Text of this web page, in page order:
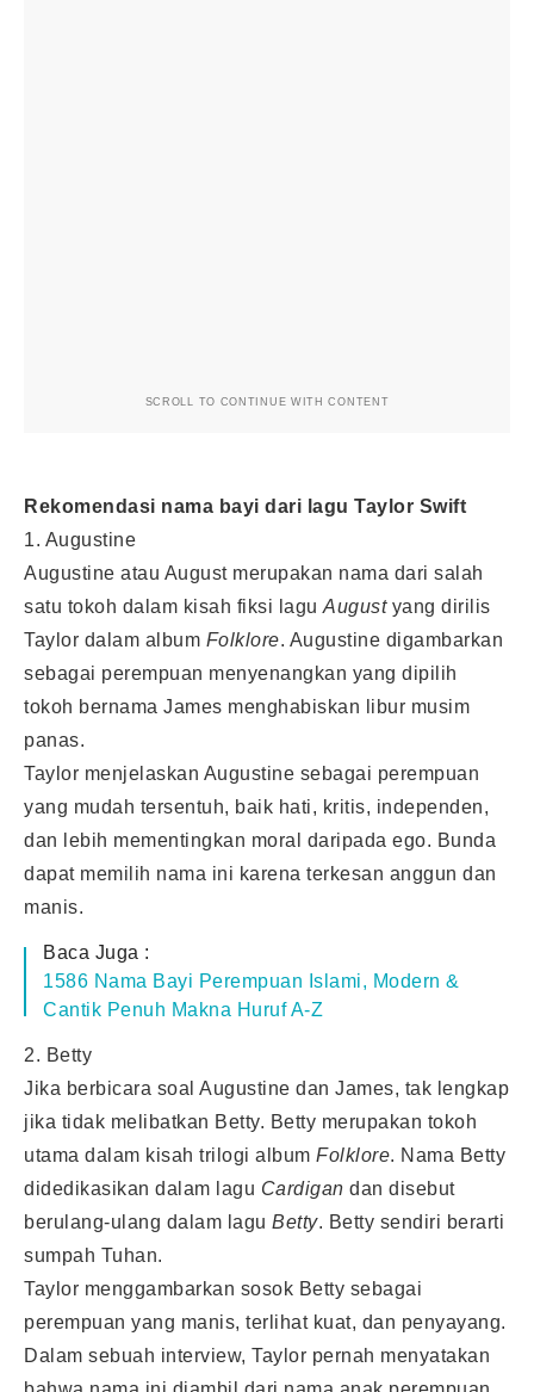
SCROLL TO CONTINUE WITH CONTENT
Rekomendasi nama bayi dari lagu Taylor Swift
1. Augustine
Augustine atau August merupakan nama dari salah
satu tokoh dalam kisah fiksi lagu Augustyang dirilis
Taylor dalam album Folklore. Augustine digambarkan
sebagai perempuan menyenangkan yang dipilih
tokoh bernama James menghabiskan libur musim
panas.
Taylor menjelaskan Augustine sebagai perempuan
yang mudah tersentuh, baik hati, kritis, independen,
dan lebih mementingkan moral daripada ego. Bunda
dapat memilih nama ini karena terkesan anggun dan
manis.
Baca Juga :
1586 Nama Bayi Perempuan Islami, Modern &
Cantik Penuh Makna Huruf A-Z
2. Betty
Jika berbicara soal Augustine dan James, tak lengkap
jika tidak melibatkan Betty. Betty merupakan tokoh
utama dalam kisah trilogi album Folklore. Nama Betty
didedikasikan dalam lagu Cardigan dan disebut
berulang-ulang dalam lagu Betty. Betty sendiri berarti
sumpah Tuhan.
Taylor menggambarkan sosok Betty sebagai
perempuan yang manis, terlihat kuat, dan penyayang.
Dalam sebuah interview, Taylor pernah menyatakan